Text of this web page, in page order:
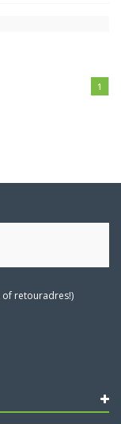
1
of retouradres!)